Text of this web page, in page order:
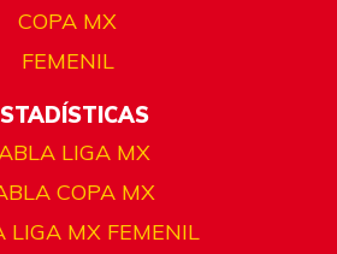
COPA MX
FEMENIL
LIGA MX
COPA MX
LIGA MX FEMENIL